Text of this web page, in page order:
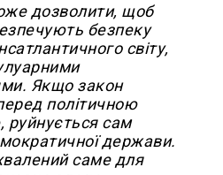
дозволити, щоб
безпеку
світу,
Якщо закон
політичною
руйнується сам
держави.
саме для